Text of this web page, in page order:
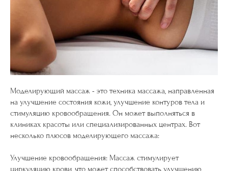
Моделирующий массаж - это техника массажа, направленная
на улучшение состояния кожи, улучшение контуров тела и
стимуляцию кровообращения. Он может выполняться в
клиниках красоты или специализированных центрах. Вот
несколько плюсов моделирующего массажа:
Улучшение кровообращения: Массаж стимулирует
циркуляцию крови, что может способствовать улучшению